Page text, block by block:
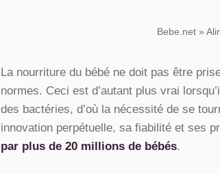
Bebe.net »
La nourriture du bébé ne doit pas être
normes. Ceci est d’autant plus vrai
des bactéries, d’où la nécessité de se
innovation perpétuelle, sa fiabilité et ses
par plus de 20 millions de bébés.